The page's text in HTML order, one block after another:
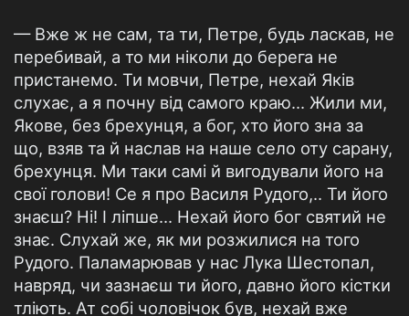
— Вже ж не сам, та ти, Петре, будь ласкав, не
перебивай, а то ми ніколи до берега не
пристанемо. Ти мовчи, Петре, нехай Яків
слухає, а я почну від самого краю... Жили ми,
Якове, без брехунця, а бог, хто його зна за
що, взяв та й наслав на наше село оту сарану,
брехунця. Ми таки самі й вигодували його на
свої голови! Се я про Василя Рудого,.. Ти його
знаєш? Ні! І ліпше... Нехай його бог святий не
знає. Слухай же, як ми розжилися на того
Рудого. Паламарював у нас Лука Шестопал,
навряд, чи зазнаєш ти його, давно його кістки
тліють. Ат собі чоловічок був, нехай вже